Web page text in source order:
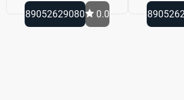
89052629080 0.0